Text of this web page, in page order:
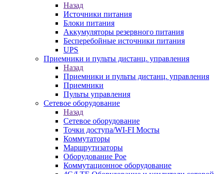
Назад
Источники питания
Блоки питания
Аккумуляторы резервного питания
Бесперебойные источники питания
UPS
Приемники и пульты дистанц. управления
Назад
Приемники и пульты дистанц. управления
Приемники
Пульты управления
Сетевое оборудование
Назад
Сетевое оборудование
Точки доступа/WI-FI Мосты
Коммутаторы
Маршрутизаторы
Оборудование Poe
Коммутационное оборудование